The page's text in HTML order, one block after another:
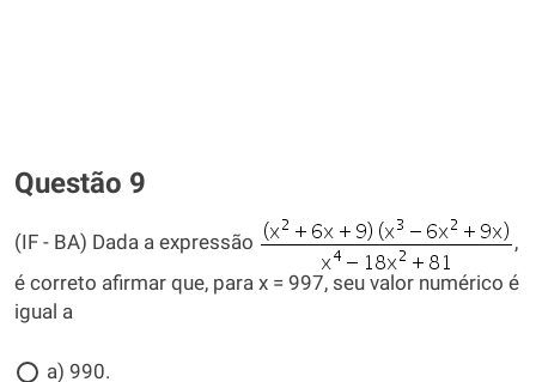
Questão 9
(IF - BA) Dada a expressão
,
é correto afirmar que, para x = 997, seu valor numérico é
igual a
a) 990.